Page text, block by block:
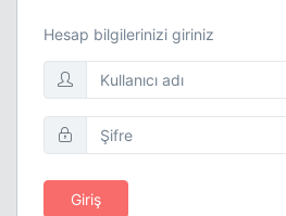
Hesap bilgilerinizi giriniz
Giriş